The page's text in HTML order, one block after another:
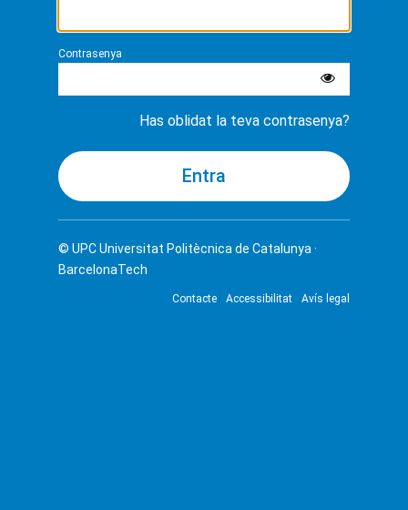
Contrasenya
Has oblidat la teva contrasenya?
© UPCUniversitat Politècnica de Catalunya ·
BarcelonaTech
Contacte Accessibilitat Avís legal